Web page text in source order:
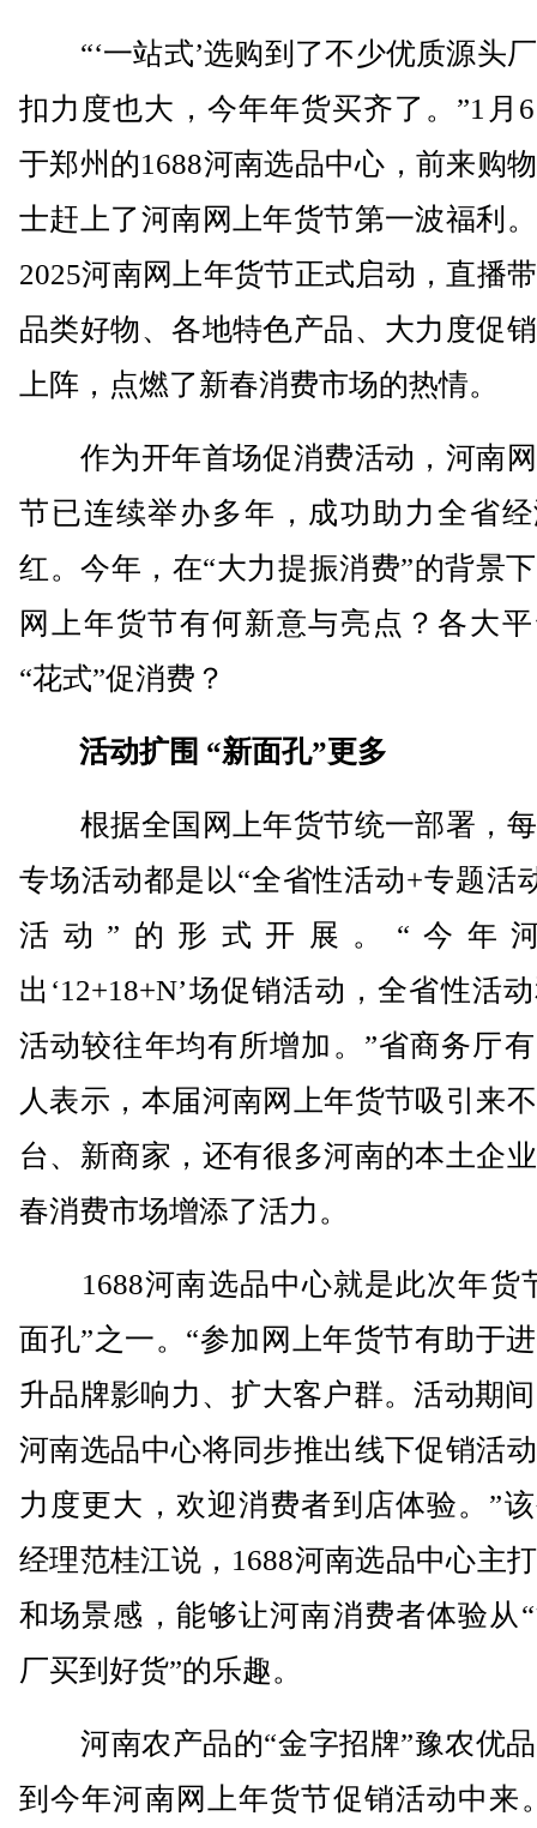
“‘一站式’选购到了不少优质源头
扣力度也大，今年年货买齐了。”1月
于郑州的1688河南选品中心，前来购
士赶上了河南网上年货节第一波福利
2025河南网上年货节正式启动，直播
品类好物、各地特色产品、大力度促
上阵，点燃了新春消费市场的热情。
作为开年首场促消费活动，河南
节已连续举办多年，成功助力全省
红。今年，在“大力提振消费”的背景
网上年货节有何新意与亮点？各大
“花式”促消费？
活动扩围 “新面孔”更多
根据全国网上年货节统一部署，
专场活动都是以“全省性活动+专题活
活动”的形式开展。“今年
出‘12+18+N’场促销活动，全省性活
活动较往年均有所增加。”省商务厅
人表示，本届河南网上年货节吸引来
台、新商家，还有很多河南的本土企
春消费市场增添了活力。
1688河南选品中心就是此次年货
面孔”之一。“参加网上年货节有助于
升品牌影响力、扩大客户群。活动期
河南选品中心将同步推出线下促销活
力度更大，欢迎消费者到店体验。”
经理范桂江说，1688河南选品中心主
和场景感，能够让河南消费者体验从
厂买到好货”的乐趣。
河南农产品的“金字招牌”豫农优
到今年河南网上年货节促销活动中来